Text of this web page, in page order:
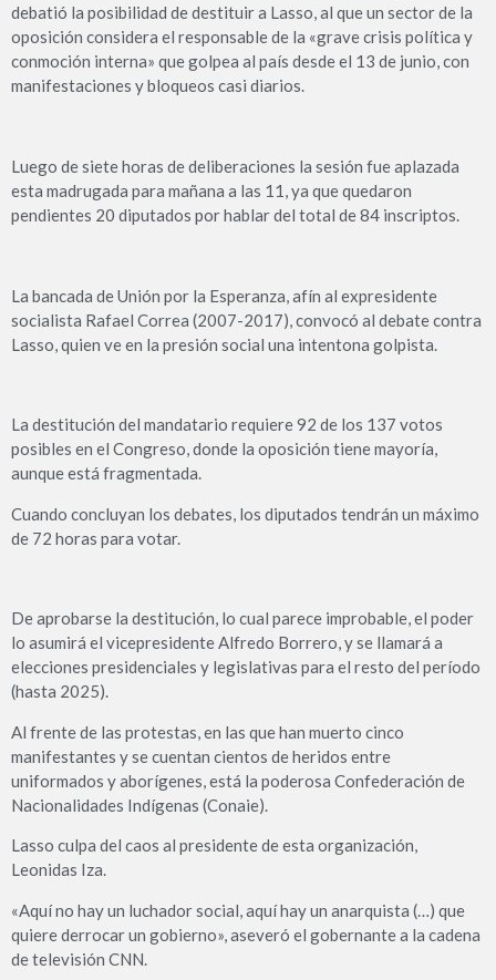
debatió la posibilidad de destituir a Lasso, al que un sector de la
oposición considera el responsable de la «grave crisis política y
conmoción interna» que golpea al país desde el 13 de junio, con
manifestaciones y bloqueos casi diarios.
Luego de siete horas de deliberaciones la sesión fue aplazada
esta madrugada para mañana a las 11, ya que quedaron
pendientes 20 diputados por hablar del total de 84 inscriptos.
La bancada de Unión por la Esperanza, afín al expresidente
socialista Rafael Correa (2007-2017), convocó al debate contra
Lasso, quien ve en la presión social una intentona golpista.
La destitución del mandatario requiere 92 de los 137 votos
posibles en el Congreso, donde la oposición tiene mayoría,
aunque está fragmentada.
Cuando concluyan los debates, los diputados tendrán un máximo
de 72 horas para votar.
De aprobarse la destitución, lo cual parece improbable, el poder
lo asumirá el vicepresidente Alfredo Borrero, y se llamará a
elecciones presidenciales y legislativas para el resto del período
(hasta 2025).
Al frente de las protestas, en las que han muerto cinco
manifestantes y se cuentan cientos de heridos entre
uniformados y aborígenes, está la poderosa Confederación de
Nacionalidades Indígenas (Conaie).
Lasso culpa del caos al presidente de esta organización,
Leonidas Iza.
«Aquí no hay un luchador social, aquí hay un anarquista (…) que
quiere derrocar un gobierno», aseveró el gobernante a la cadena
de televisión CNN.